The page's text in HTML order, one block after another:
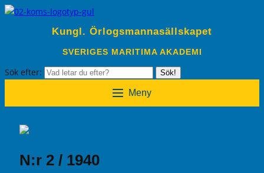
Kungl. Örlogsmannasällskapet
SVERIGES MARITIMA AKADEMI
Sök efter: Sök!
Meny
N:r 2 / 1940